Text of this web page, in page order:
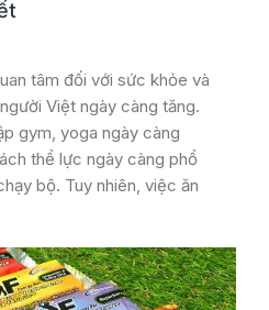
tâm đối với sức khỏe và
Việt ngày càng tăng.
gym, yoga ngày càng
thể lực ngày càng phổ
bộ. Tuy nhiên, việc ăn